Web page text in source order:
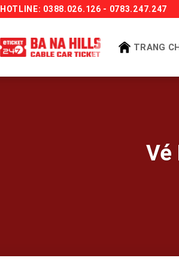
HOTLINE: 0388.026.126 - 0783.247.247
TRANG
Vé